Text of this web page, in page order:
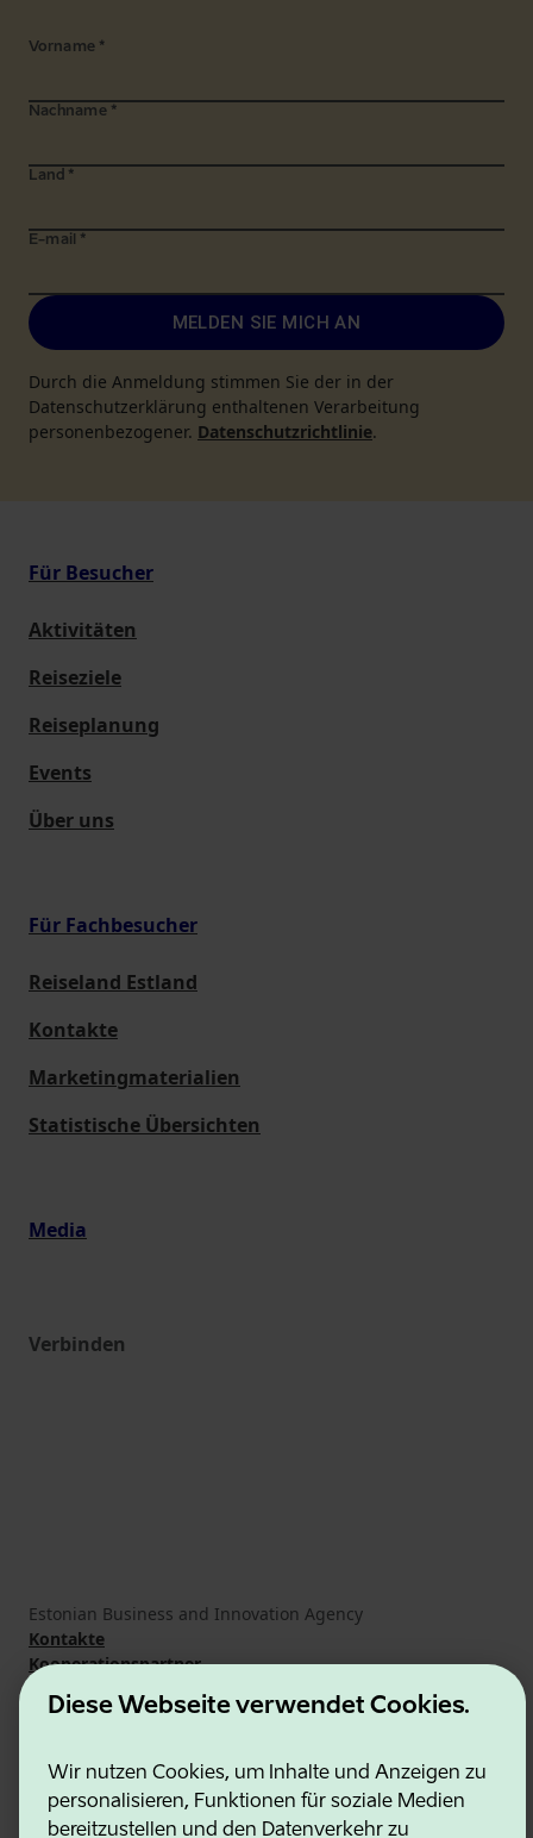
Diese Webseite verwendet Cookies.
Wir nutzen Cookies, um Inhalte und Anzeigen zu
personalisieren, Funktionen für soziale Medien
bereitzustellen und den Datenverkehr zu
Vorname *
Nachname *
Land *
E-mail *
MELDEN SIE MICH AN
Durch die Anmeldung stimmen Sie der in der
Datenschutzerklärung enthaltenen Verarbeitung
personenbezogener. Datenschutzrichtlinie.
Für Besucher
Aktivitäten
Reiseziele
Reiseplanung
Events
Über uns
Für Fachbesucher
Reiseland Estland
Kontakte
Marketingmaterialien
Statistische Übersichten
Media
Verbinden
Estonian Business and Innovation Agency
Kontakte
Kooperationspartner
Nutzungsbedingungen
Cookie- und Datenschutzrichtlinie